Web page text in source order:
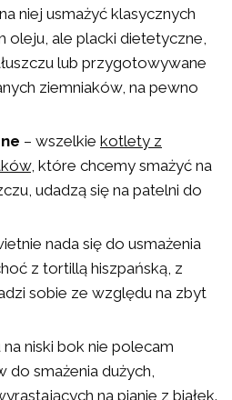
niej usmażyć klasycznych
oleju, ale placki dietetyczne,
lub przygotowywane
ziemniaków, na pewno
– wszelkie kotlety z
, które chcemy smażyć na
udadzą się na patelni do
nada się do usmażenia
z tortillą hiszpańską, z
sobie ze względu na zbyt
niski bok nie polecam
do smażenia dużych,
na pianie z białek.